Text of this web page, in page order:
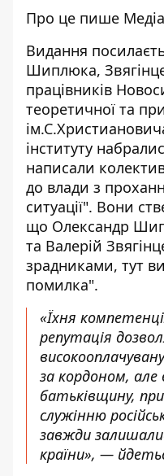
Про це пише
Видання
Шиплюка,
працівників
теоретичної та
інституту
написали
до влади з
ситуації". Вони
що Олександр
та Валерій
зрадниками, тут
помилка".
«Їхня
репутація
за кордоном,
батьківщину,
служінню
завжди
країни», —